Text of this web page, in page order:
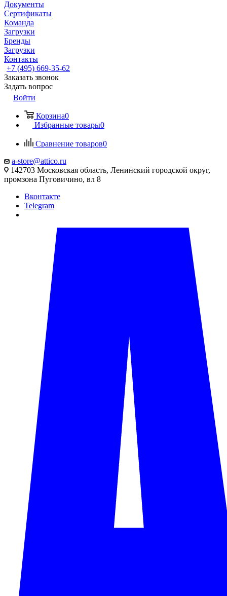
Документы
Сертификаты
Команда
Загрузки
Бренды
Загрузки
Контакты
+7 (495) 669-35-62
Заказать звонок
Задать вопрос
Войти
Корзина0
Избранные товары0
Сравнение товаров0
a-store@attico.ru
142703 Московская область, Ленинский городской округ,
промзона Пуговичино, вл 8
Вконтакте
Telegram